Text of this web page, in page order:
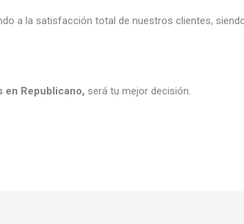
a la satisfacción total de nuestros clientes,
en Republicano, será tu mejor decisión.